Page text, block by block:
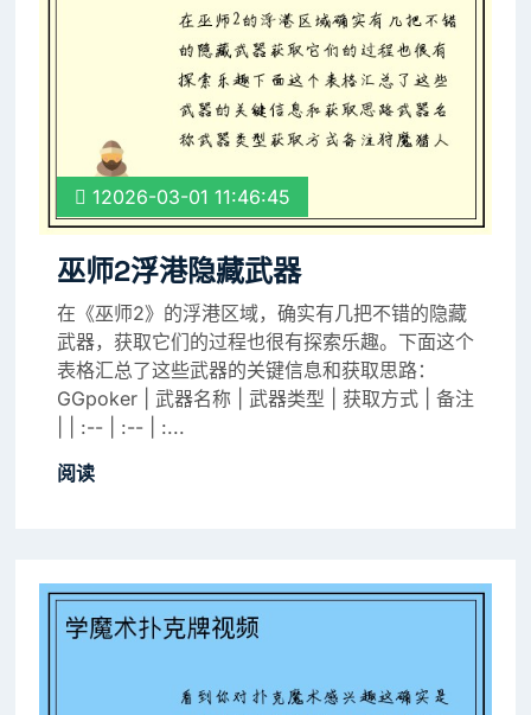
12026-03-01 11:46:45
巫师2浮港隐藏武器
在《巫师2》的浮港区域，确实有几把不错的隐藏
武器，获取它们的过程也很有探索乐趣。下面这个
表格汇总了这些武器的关键信息和获取思路：
GGpoker | 武器名称 | 武器类型 | 获取方式 | 备注
| | :-- | :-- | :...
阅读